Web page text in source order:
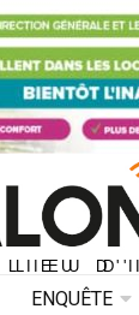
LIEU
ENQUÊTE